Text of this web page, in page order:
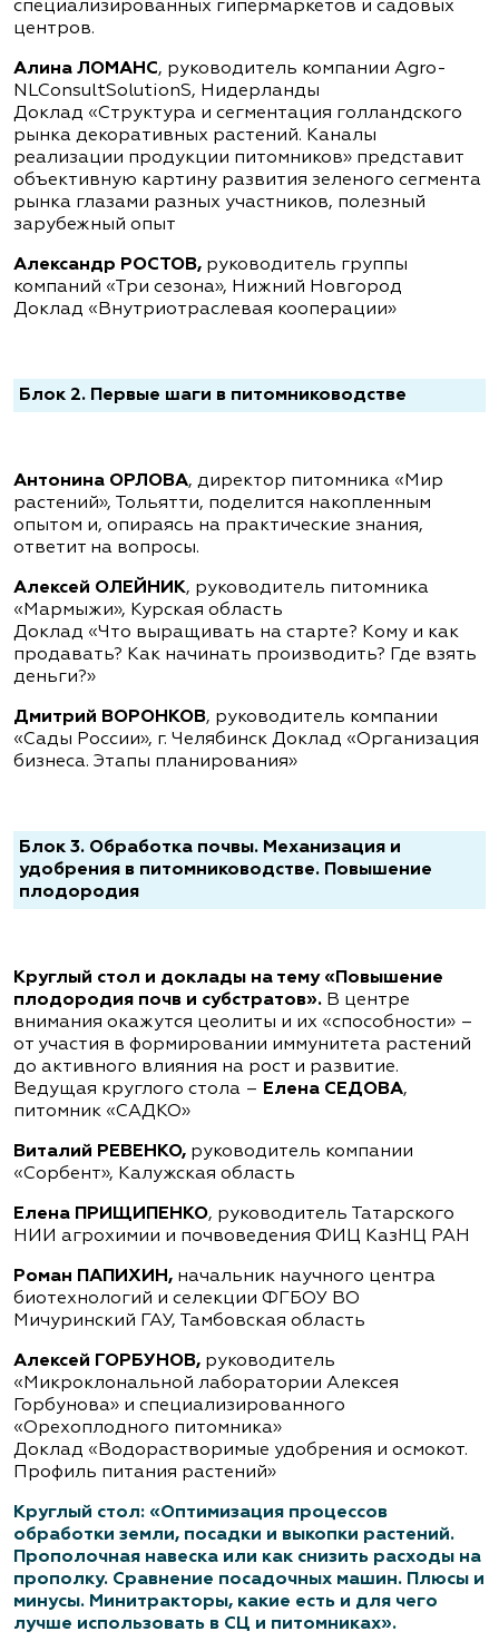
специализированных гипермаркетов и садовых
центров.
Алина ЛОМАНС, руководитель компании Agro-
NLConsultSolutionS, Нидерланды
Доклад «Структура и сегментация голландского
рынка декоративных растений. Каналы
реализации продукции питомников» представит
объективную картину развития зеленого сегмента
рынка глазами разных участников, полезный
зарубежный опыт
Александр РОСТОВ, руководитель группы
компаний «Три сезона», Нижний Новгород
Доклад «Внутриотраслевая кооперации»
Блок 2. Первые шаги в питомниководстве
Антонина ОРЛОВА, директор питомника «Мир
растений», Тольятти, поделится накопленным
опытом и, опираясь на практические знания,
ответит на вопросы.
Алексей ОЛЕЙНИК, руководитель питомника
«Мармыжи», Курская область
Доклад «Что выращивать на старте? Кому и как
продавать? Как начинать производить? Где взять
деньги?»
Дмитрий ВОРОНКОВ, руководитель компании
«Сады России», г. Челябинск Доклад «Организация
бизнеса. Этапы планирования»
Блок 3. Обработка почвы. Механизация и
удобрения в питомниководстве. Повышение
плодородия
Круглый стол и доклады на тему «Повышение
плодородия почв и субстратов». В центре
внимания окажутся цеолиты и их «способности» –
от участия в формировании иммунитета растений
до активного влияния на рост и развитие.
Ведущая круглого стола – Елена СЕДОВА,
питомник «САДКО»
Виталий РЕВЕНКО, руководитель компании
«Сорбент», Калужская область
Елена ПРИЩИПЕНКО, руководитель Татарского
НИИ агрохимии и почвоведения ФИЦ КазНЦ РАН
Роман ПАПИХИН, начальник научного центра
биотехнологий и селекции ФГБОУ ВО
Мичуринский ГАУ, Тамбовская область
Алексей ГОРБУНОВ, руководитель
«Микроклональной лаборатории Алексея
Горбунова» и специализированного
«Орехоплодного питомника»
Доклад «Водорастворимые удобрения и осмокот.
Профиль питания растений»
Круглый стол: «Оптимизация процессов
обработки земли, посадки и выкопки растений.
Прополочная навеска или как снизить расходы на
прополку. Сравнение посадочных машин. Плюсы и
минусы. Минитракторы, какие есть и для чего
лучше использовать в СЦ и питомниках».